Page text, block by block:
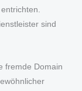
sind
fremde Domain